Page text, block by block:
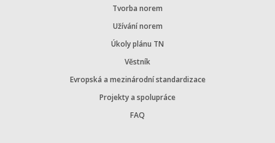
Tvorba norem
Užívání norem
Úkoly plánu TN
Věstník
Evropská a mezinárodní standardizace
Projekty a spolupráce
FAQ